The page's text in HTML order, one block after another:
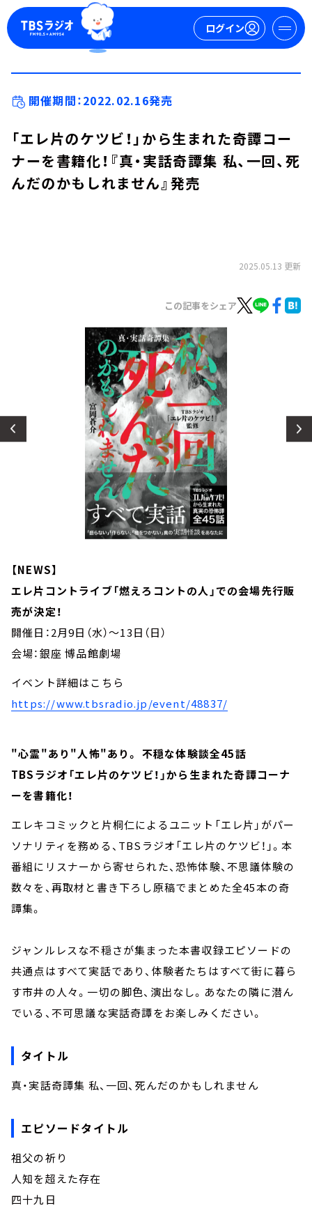
ログイン
イベント・グッズ
YouTube
会社情報
開催期間：2022.02.16発売
「エレ片のケツビ！」から生まれた奇譚コー
ナーを書籍化！『真・実話奇譚集 私、一回、死
んだのかもしれません』発売
2025.05.13 更新
この記事をシェア
【NEWS】
エレ片コントライブ「燃えろコントの人」での会場先行販
売が決定！
開催日：2月9日（水）～13日（日）
会場：銀座 博品館劇場
イベント詳細はこちら
https://www.tbsradio.jp/event/48837/
"心霊"あり"人怖"あり。 不穏な体験談全45話
TBSラジオ「エレ片のケツビ！」から生まれた奇譚コーナ
ーを書籍化！
エレキコミックと片桐仁によるユニット「エレ片」がパー
ソナリティを務める、TBSラジオ「エレ片のケツビ！」。本
番組にリスナーから寄せられた、恐怖体験、不思議体験の
数々を、再取材と書き下ろし原稿でまとめた全45本の奇
譚集。
ジャンルレスな不穏さが集まった本書収録エピソードの
共通点はすべて実話であり、体験者たちはすべて街に暮ら
す市井の人々。一切の脚色、演出なし。あなたの隣に潜ん
でいる、不可思議な実話奇譚をお楽しみください。
タイトル
真・実話奇譚集 私、一回、死んだのかもしれません
エピソードタイトル
祖父の祈り
人知を超えた存在
四十九日